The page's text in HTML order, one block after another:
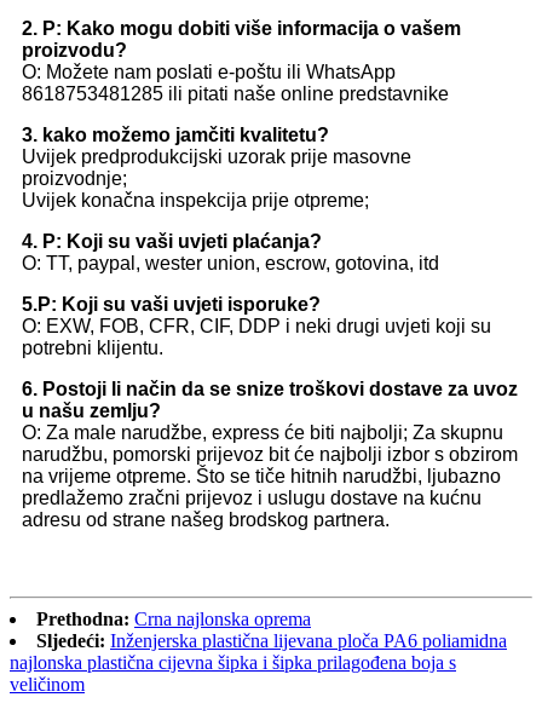
2. P: Kako mogu dobiti više informacija o vašem
proizvodu?
O: Možete nam poslati e-poštu ili WhatsApp
8618753481285 ili pitati naše online predstavnike
3. kako možemo jamčiti kvalitetu?
Uvijek predprodukcijski uzorak prije masovne
proizvodnje;
Uvijek konačna inspekcija prije otpreme;
4. P: Koji su vaši uvjeti plaćanja?
O: TT, paypal, wester union, escrow, gotovina, itd
5.P: Koji su vaši uvjeti isporuke?
O: EXW, FOB, CFR, CIF, DDP i neki drugi uvjeti koji su
potrebni klijentu.
6. Postoji li način da se snize troškovi dostave za uvoz
u našu zemlju?
O: Za male narudžbe, express će biti najbolji; Za skupnu
narudžbu, pomorski prijevoz bit će najbolji izbor s obzirom
na vrijeme otpreme. Što se tiče hitnih narudžbi, ljubazno
predlažemo zračni prijevoz i uslugu dostave na kućnu
adresu od strane našeg brodskog partnera.
Prethodna: Crna najlonska oprema
Sljedeći: Inženjerska plastična lijevana ploča PA6 poliamidna
najlonska plastična cijevna šipka i šipka prilagođena boja s
veličinom